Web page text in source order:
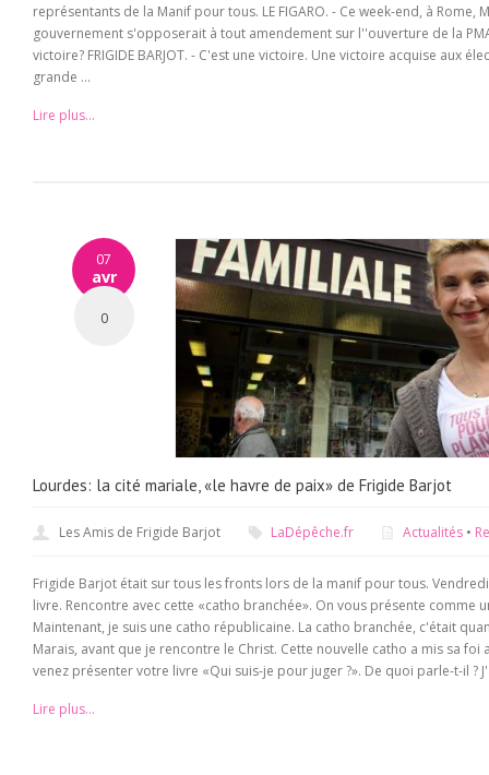
représentants de la Manif pour tous. LE FIGARO. - Ce week-end, à Rome,
gouvernement s'opposerait à tout amendement sur l''ouverture de la
victoire? FRIGIDE BARJOT. - C'est une victoire. Une victoire acquise aux
grande ...
Lire plus...
07
avr
0
Lourdes: la cité mariale, «le havre de paix» de Frigide Barjot
Les Amis de Frigide Barjot LaDépêche.fr Actualités •
Frigide Barjot était sur tous les fronts lors de la manif pour tous.
livre. Rencontre avec cette «catho branchée». On vous présente comme
Maintenant, je suis une catho républicaine. La catho branchée, c'était
Marais, avant que je rencontre le Christ. Cette nouvelle catho a mis sa
venez présenter votre livre «Qui suis-je pour juger ?». De quoi parle-t-il ?
Lire plus...